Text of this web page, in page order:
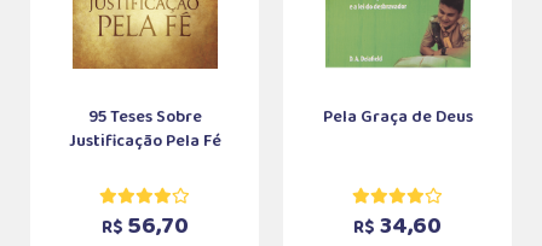
95 Teses Sobre
Justificação Pela Fé
R$ 56,70
Pela Graça de Deus
R$ 34,60